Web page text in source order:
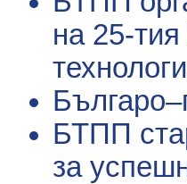
на 25-
БТПП
за